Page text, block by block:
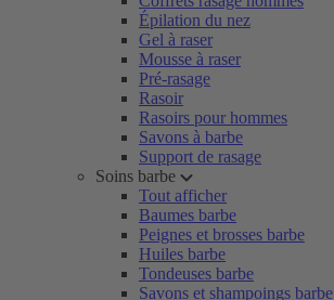
Épilation du nez
Gel à raser
Mousse à raser
Pré-rasage
Rasoir
Rasoirs pour hommes
Savons à barbe
Support de rasage
Soins barbe
Tout afficher
Baumes barbe
Peignes et brosses barbe
Huiles barbe
Tondeuses barbe
Savons et shampoings barbe